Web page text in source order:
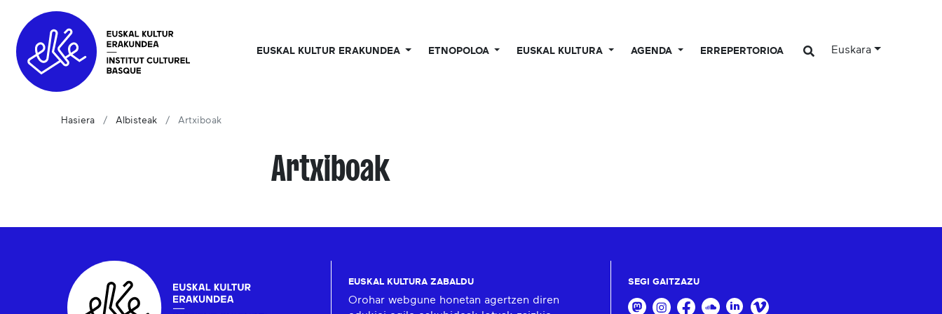
EUSKAL KULTUR ERAKUNDEA ETNOPOLOA EUSKAL KULTURA AGENDA ERREPERTORIOA Euskara
Hasiera Albisteak Artxiboak
Artxiboak
EUSKAL KULTURA ZABALDU
Orohar webgune honetan agertzen diren
SEGI GAITZAZU